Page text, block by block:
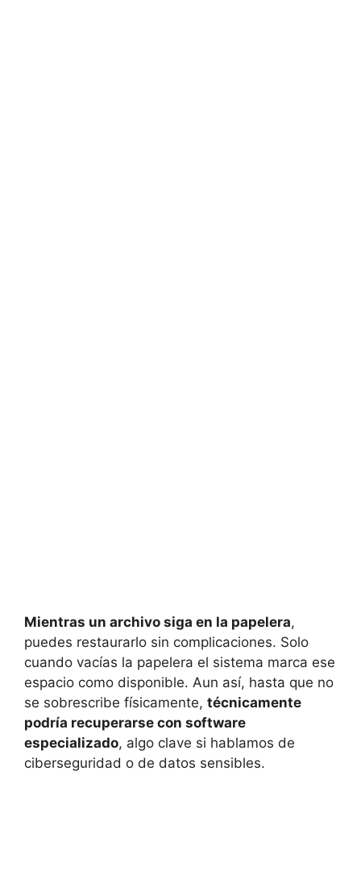
Mientras un archivo siga en la papelera,
puedes restaurarlo sin complicaciones. Solo
cuando vacías la papelera el sistema marca ese
espacio como disponible. Aun así, hasta que no
se sobrescribe físicamente, técnicamente
podría recuperarse con software
especializado, algo clave si hablamos de
ciberseguridad o de datos sensibles.